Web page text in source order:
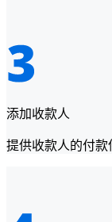
添加收款人
提供收款人的付款